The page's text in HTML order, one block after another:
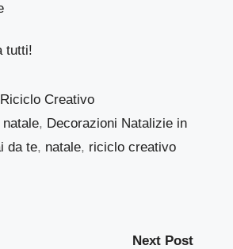
tutti!
Creativo
, Decorazioni Natalizie in
da te, natale, riciclo creativo
Next Post